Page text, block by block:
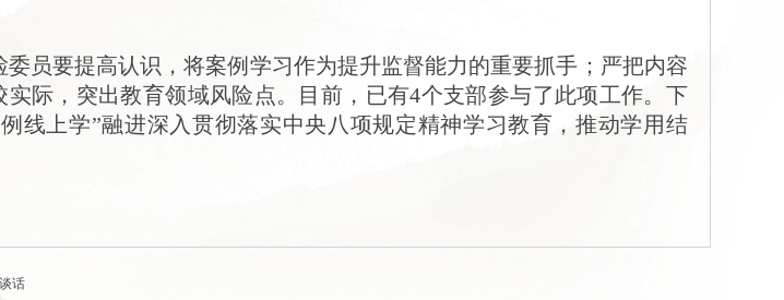
员要提高认识，将案例学习作为提升监督能力的重要抓手；严把内容
实际，突出教育领域风险点。目前，已有4个支部参与了此项工作。下
线上学”融进深入贯彻落实中央八项规定精神学习教育，推动学用结
话